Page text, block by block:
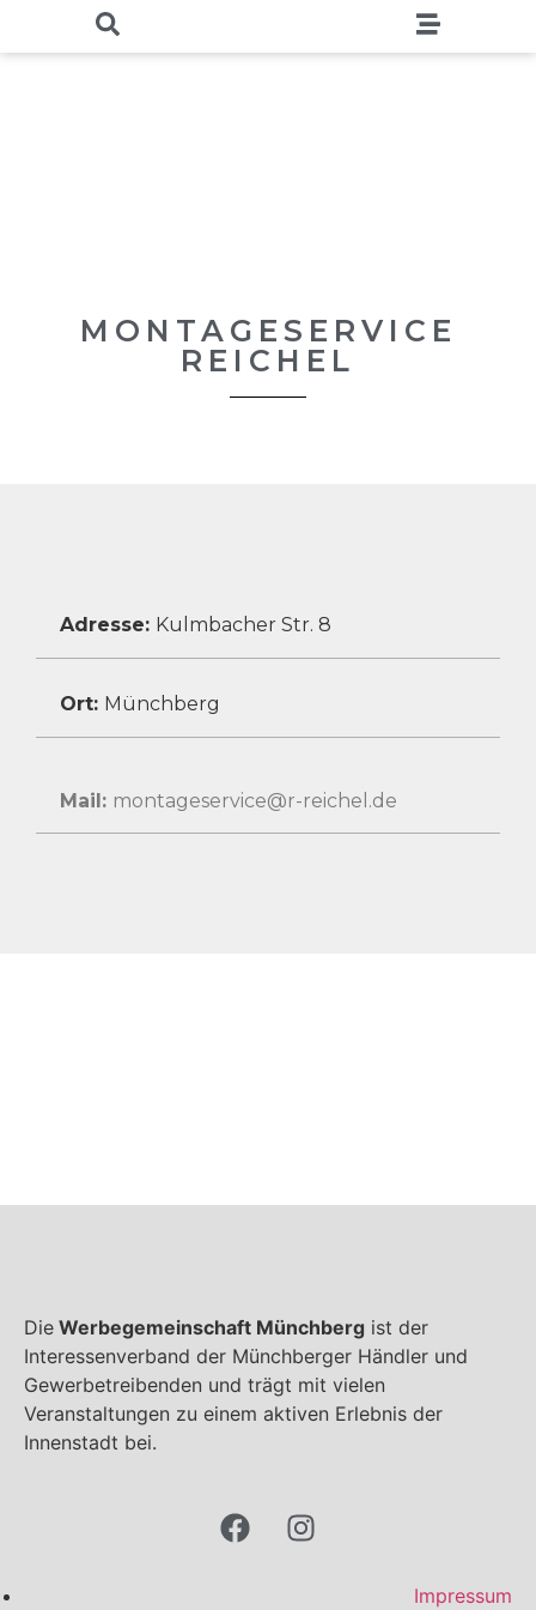
MONTAGESERVICE
REICHEL
Adresse: Kulmbacher Str. 8
Ort: Münchberg
Mail: montageservice@r-reichel.de
Die Werbegemeinschaft Münchberg ist der
Interessenverband der Münchberger Händler und
Gewerbetreibenden und trägt mit vielen
Veranstaltungen zu einem aktiven Erlebnis der
Innenstadt bei.
Impressum